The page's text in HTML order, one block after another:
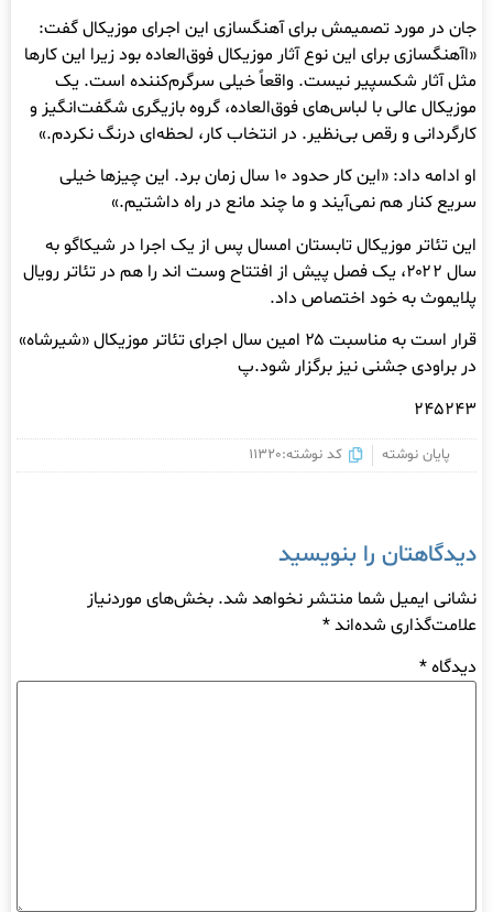
جان در مورد تصمیمش برای آهنگسازی این اجرای موزیکال گفت:
«اآهنگسازی برای این نوع آثار موزیکال فوق‌العاده بود زیرا این کارها
مثل آثار شکسپیر نیست. واقعاً خیلی سرگرم‌کننده است. یک
موزیکال عالی با لباس‌های فوق‌العاده، گروه بازیگری شگفت‌انگیز و
کارگردانی و رقص بی‌نظیر. در انتخاب کار، لحظه‌ای درنگ نکردم.»
او ادامه داد: «این کار حدود ۱۰ سال زمان برد. این چیزها خیلی
سریع کنار هم نمی‌آیند و ما چند مانع در راه داشتیم.»
این تئاتر موزیکال تابستان امسال پس از یک اجرا در شیکاگو به
سال ۲۰۲۲، یک فصل پیش از افتتاح وست اند را هم در تئاتر رویال
پلایموث به خود اختصاص داد.
قرار است به مناسبت ۲۵ امین سال اجرای تئاتر موزیکال «شیرشاه»
در براودی جشنی نیز برگزار شود.پ
۲۴۵۲۴۳
پایان نوشته کد نوشته:11320
دیدگاهتان را بنویسید
نشانی ایمیل شما منتشر نخواهد شد. بخش‌های موردنیاز
علامت‌گذاری شده‌اند*
دیدگاه*